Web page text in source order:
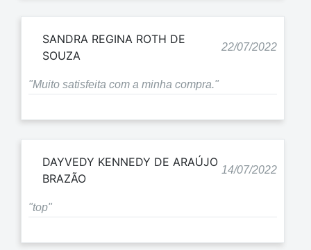
SANDRA REGINA ROTH DE
SOUZA
22/07/2022
"Muito satisfeita com a minha compra."
DAYVEDY KENNEDY DE ARAÚJO
BRAZÃO
14/07/2022
"top"